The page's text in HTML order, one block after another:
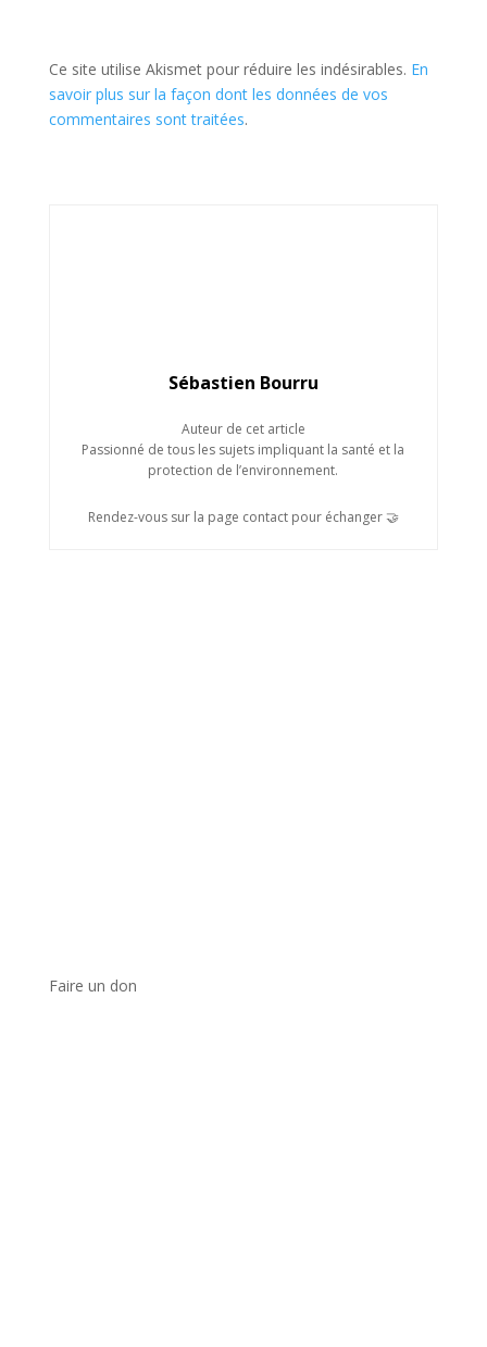
Ce site utilise Akismet pour réduire les indésirables. En
savoir plus sur la façon dont les données de vos
commentaires sont traitées.
Sébastien Bourru
Auteur de cet article
Passionné de tous les sujets impliquant la santé et la
protection de l’environnement.
Rendez-vous sur la page contact pour échanger 🤝
Faire un don